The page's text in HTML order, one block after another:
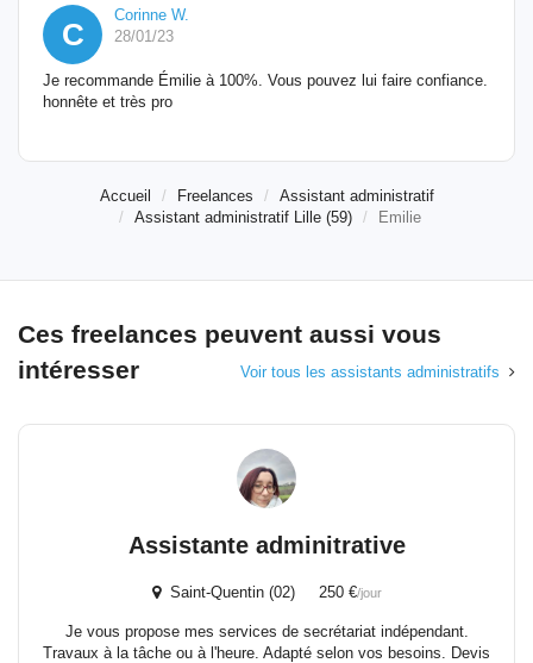
C
Corinne W.
28/01/23
Je recommande Émilie à 100%. Vous pouvez lui faire confiance.
honnête et très pro
Accueil Freelances
Assistant administratif
Assistant administratif Lille (59)
Emilie
Ces freelances peuvent aussi vous
intéresser
Voir tous les assistants administratifs
Assistante adminitrative
Saint-Quentin (02) 250 €/jour
Je vous propose mes services de secrétariat indépendant.
Travaux à la tâche ou à l'heure. Adapté selon vos besoins. Devis